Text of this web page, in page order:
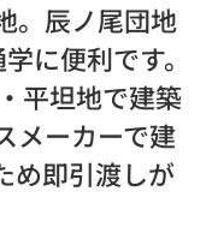
。辰ノ尾団地
に便利です。
平坦地で建築
メーカーで建
め即引渡しが